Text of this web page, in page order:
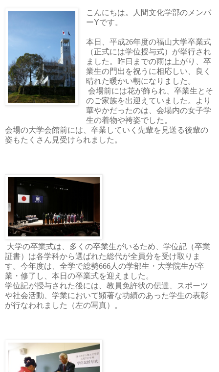
こんにちは。人間文化学部のメンバ
ーYです。
本日、平成26年度の福山大学卒業式
（正式には学位授与式）が挙行され
ました。昨日までの雨は上がり、卒
業生の門出を祝うに相応しい、良く
晴れた暖かい朝になりました。
会場前には花が飾られ、卒業生とそ
のご家族を出迎えていました。より
華やかだったのは、会場内の女子学
生の着物や袴姿でした。
会場の大学会館前には、卒業していく先輩を見送る後輩 の
姿もたくさん見受けられました。
大学の卒業式は、多くの卒業生がいるため、 学位記（卒業
証書）は各学科から選ばれた総代が全員分を受け取りま
す。 今年度は、全学で総勢666 人の学部生・大学院生が卒
業・修了し、本日の卒業式を迎えました。
学位記が授与された後には、教員免許状の伝達、スポーツ
や社会活動、学業において顕著な功績のあった学生の表彰
が行なわれました（左の写真）。